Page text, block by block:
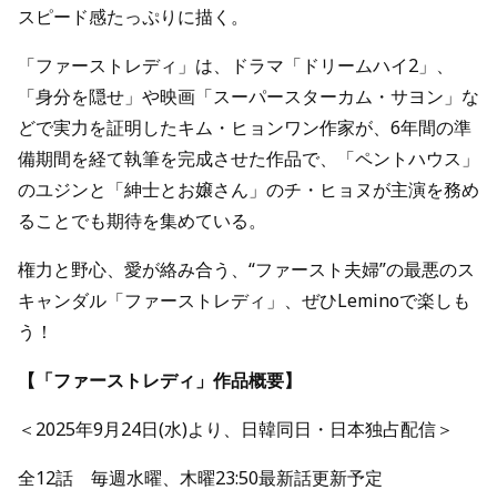
スピード感たっぷりに描く。
「ファーストレディ」は、ドラマ「ドリームハイ2」、
「身分を隠せ」や映画「スーパースターカム・サヨン」な
どで実力を証明したキム・ヒョンワン作家が、6年間の準
備期間を経て執筆を完成させた作品で、「ペントハウス」
のユジンと「紳士とお嬢さん」のチ・ヒョヌが主演を務め
ることでも期待を集めている。
権力と野心、愛が絡み合う、“ファースト夫婦”の最悪のス
キャンダル「ファーストレディ」、ぜひLeminoで楽しも
う！
【「ファーストレディ」作品概要】
＜2025年9月24日(水)より、日韓同日・日本独占配信＞
全12話 毎週水曜、木曜23:50最新話更新予定